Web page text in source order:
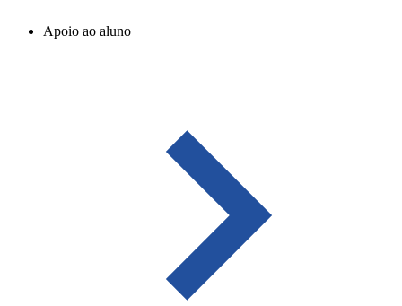
Apoio ao aluno